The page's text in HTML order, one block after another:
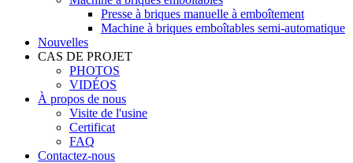
Presse à briques manuelle à emboîtement
Machine à briques emboîtables semi-automatique
Nouvelles
CAS DE PROJET
PHOTOS
VIDÉOS
À propos de nous
Visite de l'usine
Certificat
FAQ
Contactez-nous